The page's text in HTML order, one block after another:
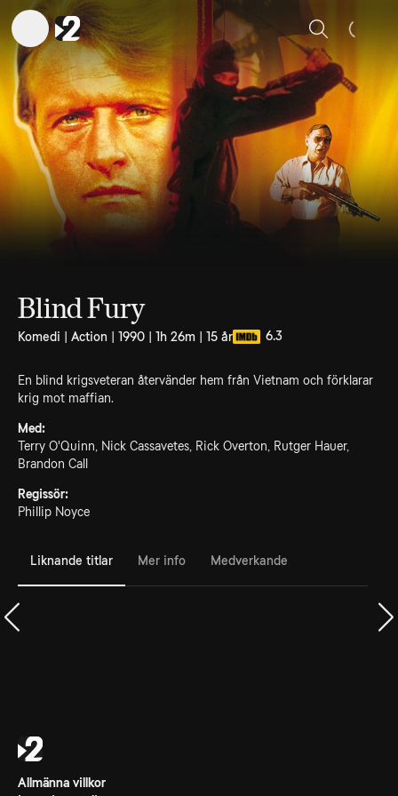
Sök
Blind Fury
Komedi | Action | 1990 | 1h 26m | 15 år 6.3
En blind krigsveteran återvänder hem från Vietnam och förklarar
krig mot maffian.
Med:
Terry O'Quinn, Nick Cassavetes, Rick Overton, Rutger Hauer,
Brandon Call
Regissör:
Phillip Noyce
Liknande titlar Mer info Medverkande
Allmänna villkor